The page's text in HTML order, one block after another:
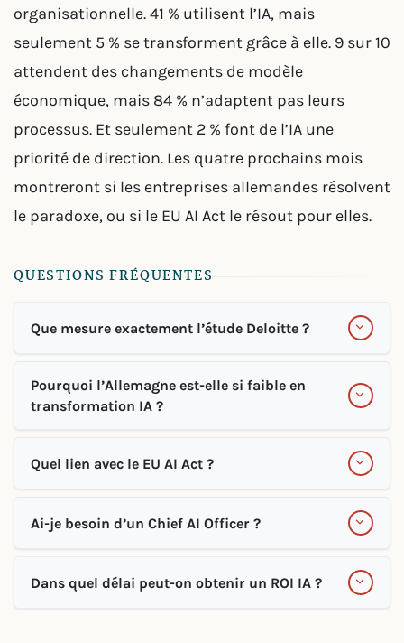
organisationnelle. 41 % utilisent l’IA, mais
seulement 5 % se transforment grâce à elle. 9 sur 10
attendent des changements de modèle
économique, mais 84 % n’adaptent pas leurs
processus. Et seulement 2 % font de l’IA une
priorité de direction. Les quatre prochains mois
montreront si les entreprises allemandes résolvent
le paradoxe, ou si le EU AI Act le résout pour elles.
QUESTIONS FRÉQUENTES
Que mesure exactement l’étude Deloitte ?
Pourquoi l’Allemagne est-elle si faible en
transformation IA ?
Quel lien avec le EU AI Act ?
Ai-je besoin d’un Chief AI Officer ?
Dans quel délai peut-on obtenir un ROI IA ?